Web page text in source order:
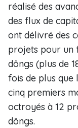
réalisé des
des flux de
ont délivré des
projets pour un
dôngs (plus de
fois de plus que
cinq premiers
octroyés à 12
dôngs.